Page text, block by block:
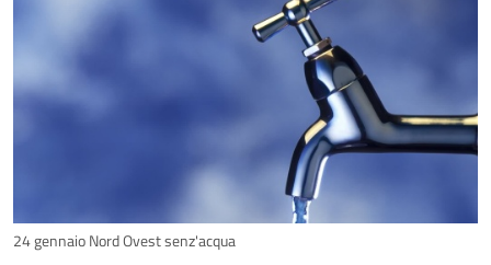
24 gennaio Nord Ovest senz'acqua